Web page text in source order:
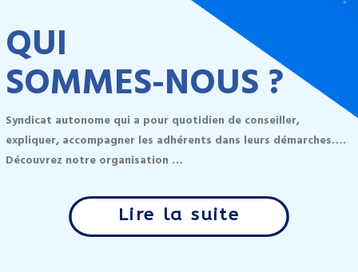
QUI
SOMMES-NOUS ?
Syndicat autonome qui a pour quotidien de conseiller,
expliquer, accompagner les adhérents dans leurs démarches….
Découvrez notre organisation …
Lire la suite